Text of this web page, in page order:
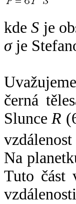
kdeS je
σje
černá
SlunceR
Na
Tuto část